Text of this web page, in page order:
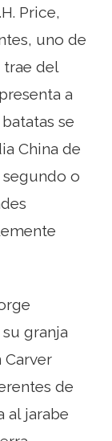
Price,
uno de
del
a
se
China de
o
granja
Carver
de
al jarabe